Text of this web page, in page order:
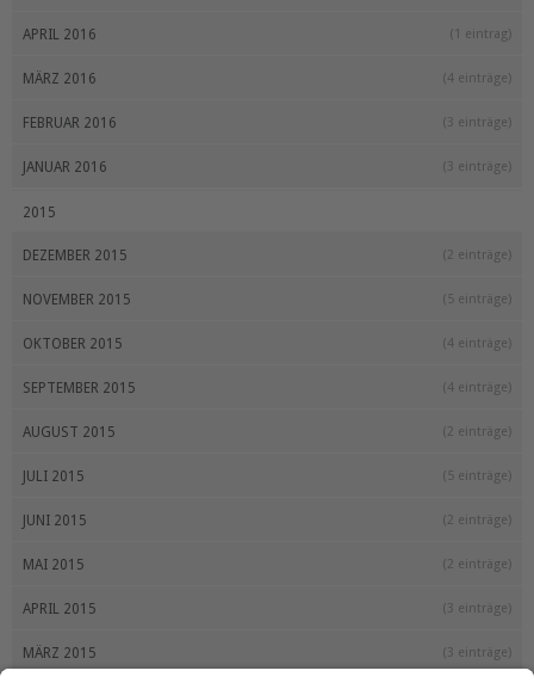
APRIL 2016 (1 eintrag)
MÄRZ 2016 (4 einträge)
FEBRUAR 2016 (3 einträge)
JANUAR 2016 (3 einträge)
2015
DEZEMBER 2015 (2 einträge)
NOVEMBER 2015 (5 einträge)
OKTOBER 2015 (4 einträge)
SEPTEMBER 2015 (4 einträge)
AUGUST 2015 (2 einträge)
JULI 2015 (5 einträge)
JUNI 2015 (2 einträge)
MAI 2015 (2 einträge)
APRIL 2015 (3 einträge)
MÄRZ 2015 (3 einträge)